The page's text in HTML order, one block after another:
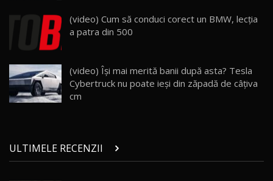
mai Exclusiv și Puternic Defender Testat în
Moldova
32:21
26
AutoBlog.MD
10:57
28
Noul Geely Monjaro 2025! Mai ieftin și mai
dotat / Test Drive AutoBlog.MD
(video) Cum să conduci corect un BMW, lecţia
a patra din 500
(video) Își mai merită banii după asta? Tesla
Cybertruck nu poate ieși din zăpadă de câțiva
cm
ULTIMELE RECENZII